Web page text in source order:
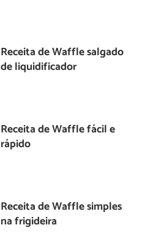
Receita de Waffle salgado
de liquidificador
Receita de Waffle fácil e
rápido
Receita de Waffle simples
na frigideira